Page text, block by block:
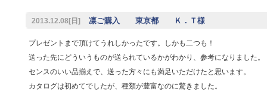
2013.12.08[日] 凛ご購入 東京都 Ｋ．Ｔ様
プレゼントまで頂けてうれしかったです。しかも二つも！
送った先にどういうものが送られているかがわかり、参考になりました。
センスのいい品揃えで、送った方々にも満足いただけたと思います。
カタログは初めてでしたが、種類が豊富なのに驚きました。